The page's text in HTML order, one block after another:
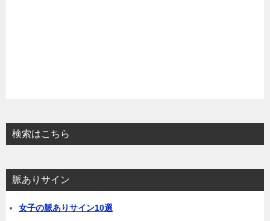
検索はこちら
脈ありサイン
女子の脈ありサイン10選